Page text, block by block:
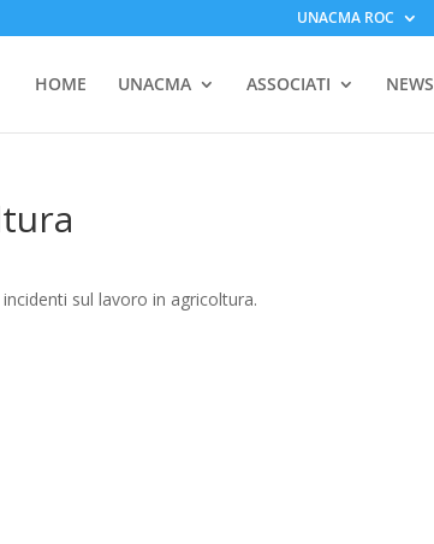
UNACMA ROC
HOME UNACMA ASSOCIATI NEWS
incidenti sul lavoro in agricoltura.